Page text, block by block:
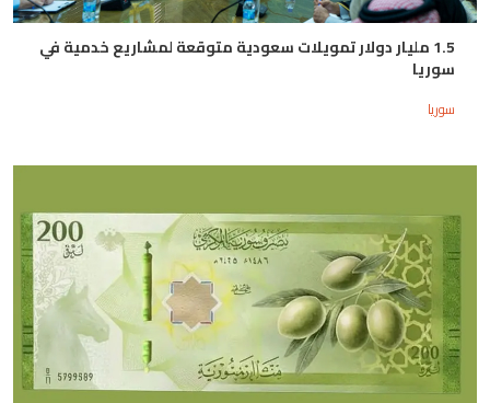
1.5 مليار دولار تمويلات سعودية متوقعة لمشاريع خدمية في
سوريا
سوريا